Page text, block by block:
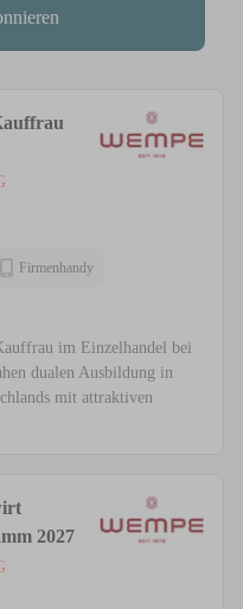
Firmenhandy
im Einzelhandel bei
dualen Ausbildung in
mit attraktiven
2027